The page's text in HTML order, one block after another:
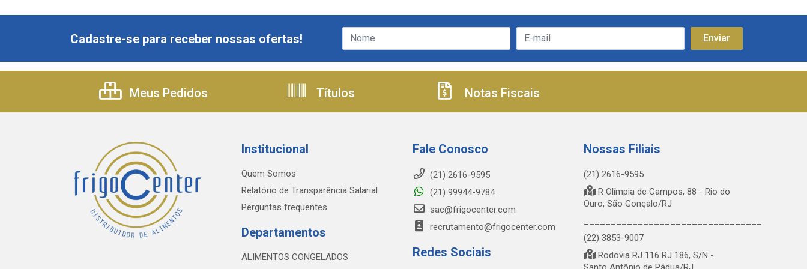
Cadastre-se para receber nossas ofertas!
Meus Pedidos Títulos Notas Fiscais
Institucional
Quem Somos
Relatório de Transparência Salarial
Perguntas frequentes
Departamentos
ALIMENTOS CONGELADOS
Fale Conosco
(21) 2616-9595
(21) 99944-9784
sac@frigocenter.com
recrutamento@frigocenter.com
Redes Sociais
Nossas Filiais
(21) 2616-9595
R Olímpia de Campos, 88 - Rio do
Ouro, São Gonçalo/RJ
(22) 3853-9007
Rodovia RJ 116 RJ 186, S/N -